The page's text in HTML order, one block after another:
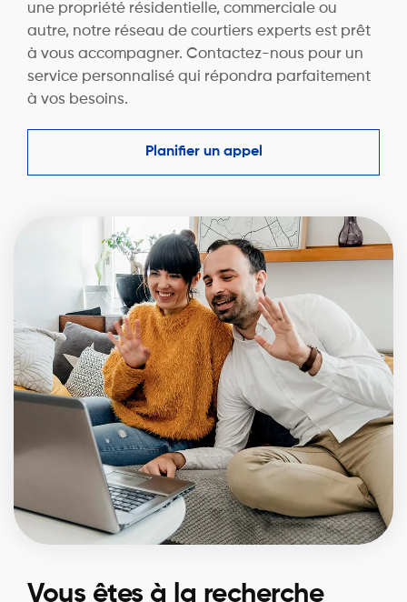
une propriété résidentielle, commerciale ou
autre, notre réseau de courtiers experts est prêt
à vous accompagner. Contactez-nous pour un
service personnalisé qui répondra parfaitement
à vos besoins.
Planifier un appel
Vous êtes à la recherche